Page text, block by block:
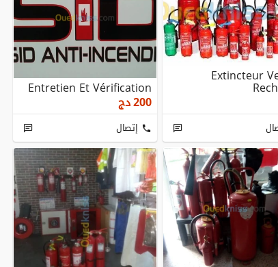
Extincteur
Entretien Et Vérification
200دج
إتصال